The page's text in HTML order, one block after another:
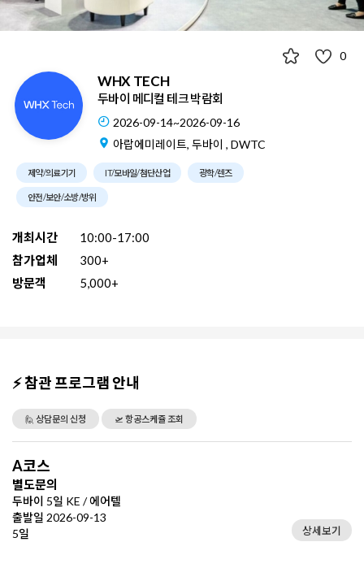
0
WHX TECH
두바이 메디컬 테크 박람회
2026-09-14~2026-09-16
아랍에미레이트, 두바이 , DWTC
제약/의료기기 IT/모바일/첨단산업 광학/렌즈
안전/보안/소방/방위
개최시간
10:00-17:00
참가업체
300+
방문객
5,000+
⚡ 참관 프로그램 안내
🙋 상담문의 신청 🛫 항공스케쥴 조회
A코스
별도문의
두바이 5일 KE / 에어텔
출발일 2026-09-13
5일
상세보기